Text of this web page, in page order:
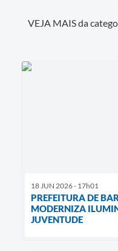
VEJA MAIS da
18 JUN 2026 - 17h01
PREFEITURA DE
MODERNIZA
JUVENTUDE